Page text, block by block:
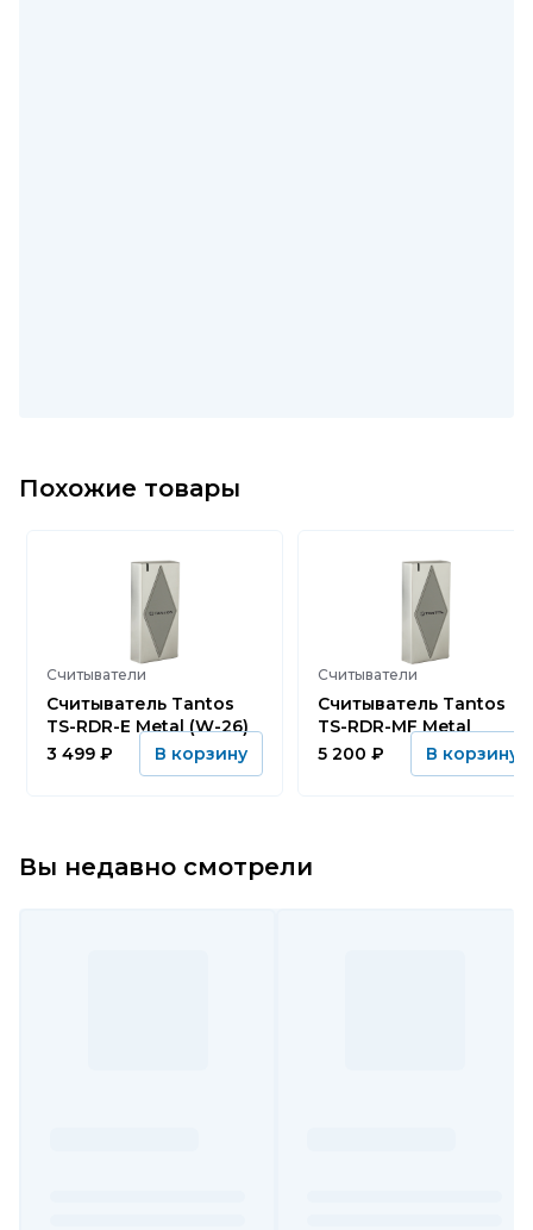
Похожие товары
Считыватели
Считыватель Tantos
TS-RDR-E Metal (W-26)
3 499 ₽ В корзину
Считыватели
Считыватель Tantos
TS-RDR-MF Metal
5 200 ₽ В корзину
Вы недавно смотрели